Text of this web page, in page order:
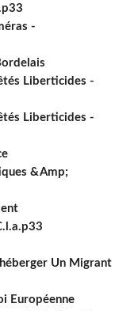
-
Liberticides -
Liberticides -
&Amp;
Un Migrant
Européenne